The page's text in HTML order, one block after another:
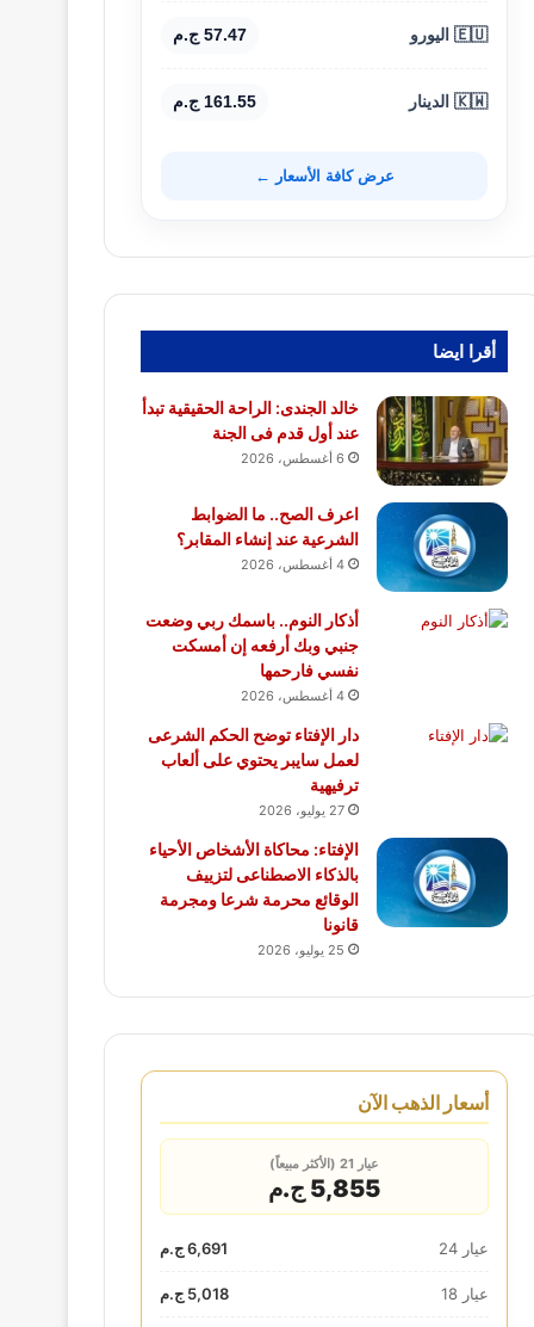
🇪🇺 اليورو 57.47 ج.م
🇰🇼 الدينار 161.55 ج.م
عرض كافة الأسعار ←
أقرا ايضا
خالد الجندى: الراحة الحقيقية تبدأ
عند أول قدم فى الجنة
6 أغسطس، 2026
اعرف الصح.. ما الضوابط
الشرعية عند إنشاء المقابر؟
4 أغسطس، 2026
أذكار النوم.. باسمك ربي وضعت
جنبي وبك أرفعه إن أمسكت
نفسي فارحمها
4 أغسطس، 2026
دار الإفتاء توضح الحكم الشرعى
لعمل سايبر يحتوي على ألعاب
ترفيهية
27 يوليو، 2026
الإفتاء: محاكاة الأشخاص الأحياء
بالذكاء الاصطناعى لتزييف
الوقائع محرمة شرعا ومجرمة
قانونا
25 يوليو، 2026
أسعار الذهب الآن
عيار 21 (الأكثر مبيعاً)
5,855 ج.م
عيار 24 6,691 ج.م
عيار 18 5,018 ج.م